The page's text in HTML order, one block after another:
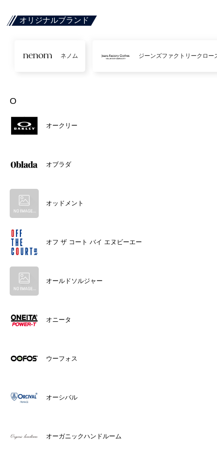
オリジナルブランド
ネノム ジーンズファクトリークロー
O
オークリー
オブラダ
オッドメント
オフ ザ コート バイ エヌビーエー
オールドソルジャー
オニータ
ウーフォス
オーシバル
オーガニックハンドルーム